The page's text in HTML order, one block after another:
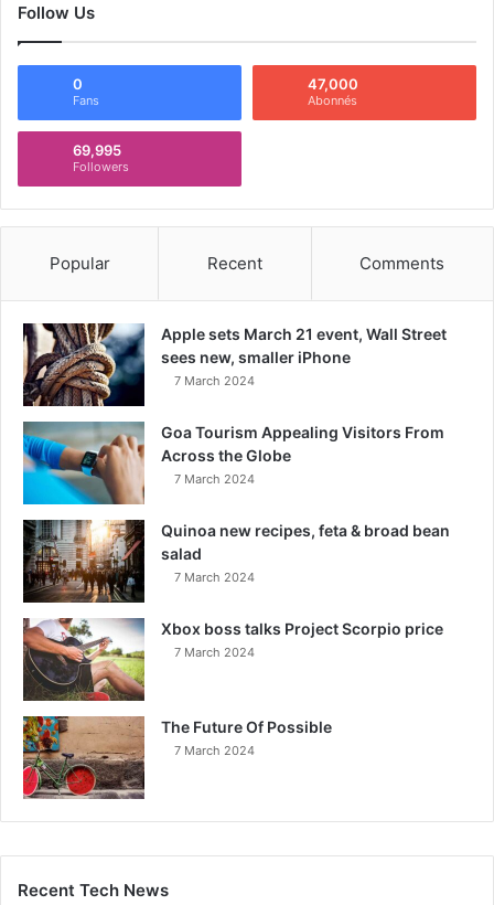
Follow Us
0
Fans
47,000
Abonnés
69,995
Followers
Popular Recent Comments
Apple sets March 21 event, Wall Street
sees new, smaller iPhone
7 March 2024
Goa Tourism Appealing Visitors From
Across the Globe
7 March 2024
Quinoa new recipes, feta & broad bean
salad
7 March 2024
Xbox boss talks Project Scorpio price
7 March 2024
The Future Of Possible
7 March 2024
Recent Tech News